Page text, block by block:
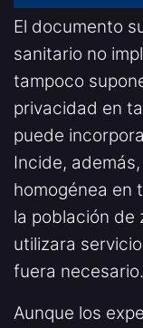
El documento
sanitario no
tampoco
privacidad en
puede
Incide,
homogénea en
la población de
utilizara
fuera necesario.
Aunque los